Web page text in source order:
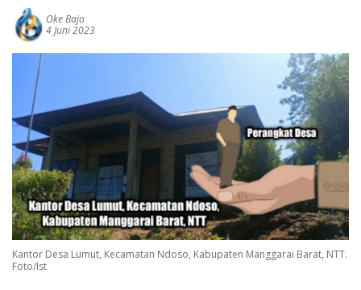
Oke Bajo
4 Juni 2023
Kantor Desa Lumut, Kecamatan Ndoso, Kabupaten Manggarai Barat, NTT.
Foto/Ist